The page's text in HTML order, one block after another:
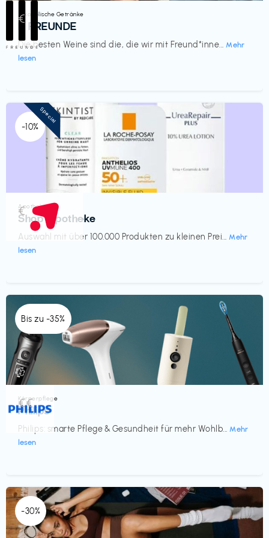
Alkoholische Getränke
III FREUNDE
Die besten Weine sind die, die wir mit Freund*inne... Mehr
lesen
€‎
-10%
Apotheke
Shop Apotheke
Auswahl mit über 100.000 Produkten zu kleinen Prei... Mehr
lesen
€‎
Special
Bis zu -35%
Körperpflege
Philips
Philips: smarte Pflege & Gesundheit für mehr Wohlb... Mehr
lesen
€€‎
-30%